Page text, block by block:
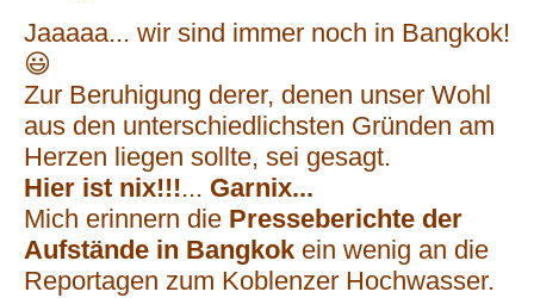
Jaaaaa... wir sind immer noch in Bangkok!
😃
Zur Beruhigung derer, denen unser Wohl
aus den unterschiedlichsten Gründen am
Herzen liegen sollte, sei gesagt.
Hier ist nix!!!... Garnix...
Mich erinnern die Presseberichte der
Aufstände in Bangkok ein wenig an die
Reportagen zum Koblenzer Hochwasser.